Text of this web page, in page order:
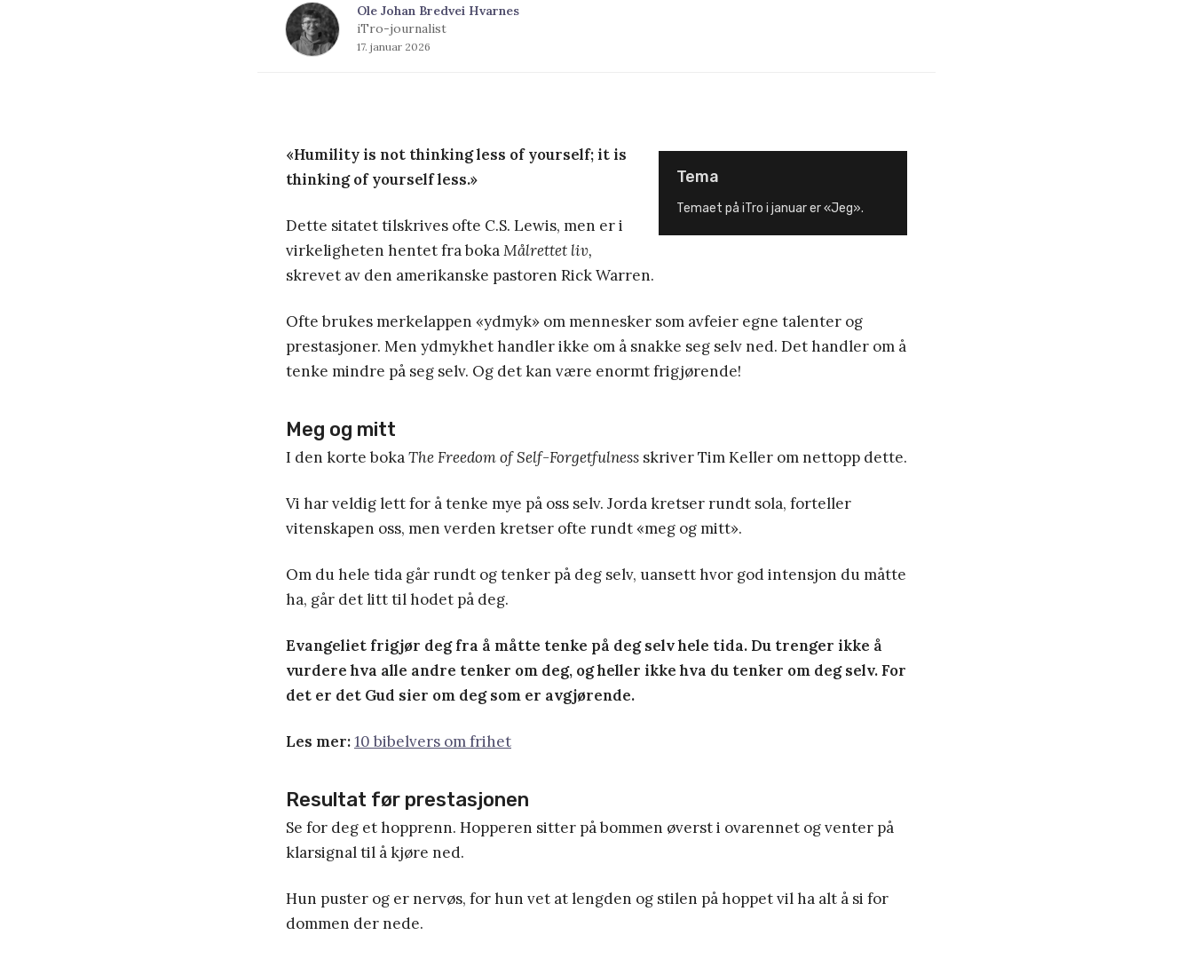
Ole Johan Bredvei Hvarnes
iTro-journalist
17. januar 2026
Tema
Temaet på iTro i januar er «Jeg».
«Humility is not thinking less of yourself; it is
thinking of yourself less.»
Dette sitatet tilskrives ofte C.S. Lewis, men er i
virkeligheten hentet fra bokaMålrettet liv,
skrevet av den amerikanske pastoren Rick Warren.
Ofte brukes merkelappen «ydmyk» om mennesker som avfeier egne talenter og
prestasjoner. Men ydmykhet handler ikke om å snakke seg selv ned. Det handler om å
tenke mindre på seg selv. Og det kan være enormt frigjørende!
Meg og mitt
I den korte bokaThe Freedom of Self-Forgetfulness skriver Tim Keller om nettopp dette.
Vi har veldig lett for å tenke mye på oss selv. Jorda kretser rundt sola, forteller
vitenskapen oss, men verden kretser ofte rundt «meg og mitt».
Om du hele tida går rundt og tenker på deg selv, uansett hvor god intensjon du måtte
ha, går det litt til hodet på deg.
Evangeliet frigjør deg fra å måtte tenke på deg selv hele tida. Du trenger ikke å
vurdere hva alle andre tenker om deg, og heller ikke hva du tenker om deg selv. For
det er det Gud sier om deg som er avgjørende.
Les mer:10 bibelvers om frihet
Resultat før prestasjonen
Se for deg et hopprenn. Hopperen sitter på bommen øverst i ovarennet og venter på
klarsignal til å kjøre ned.
Hun puster og er nervøs, for hun vet at lengden og stilen på hoppet vil ha alt å si for
dommen der nede.